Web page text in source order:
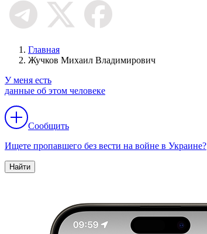
Главная
Жучков Михаил Владимирович
У меня есть
данные об этом человеке
Сообщить
Ищете пропавшего без вести на войне в Украине?
Найти